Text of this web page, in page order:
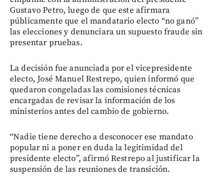
Gustavo Petro, luego de que este afirmara
públicamente que el mandatario electo “no ganó”
las elecciones y denunciara un supuesto fraude sin
presentar pruebas.
La decisión fue anunciada por el vicepresidente
electo, José Manuel Restrepo, quien informó que
quedaron congeladas las comisiones técnicas
encargadas de revisar la información de los
ministerios antes del cambio de gobierno.
“Nadie tiene derecho a desconocer ese mandato
popular ni a poner en duda la legitimidad del
presidente electo”, afirmó Restrepo al justificar la
suspensión de las reuniones de transición.